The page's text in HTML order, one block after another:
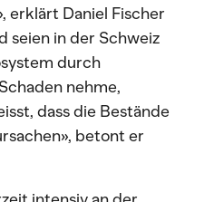
erklärt Daniel Fischer
seien in der Schweiz
durch
nehme,
dass die Bestände
betont er